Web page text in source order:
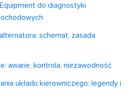
do diagnostyki
schemat, zasada
awarie, kontrola, niezawodność
układu kierowniczego: legendy i